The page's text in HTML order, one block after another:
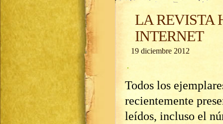
LA REVISTA
INTERNET
19 diciembre 2012
Todos los
recientemente
leídos, incluso el